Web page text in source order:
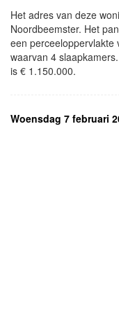
Het adres van deze
Noordbeemster. Het
een perceeloppervlakte
waarvan 4
is € 1.150.000.
Woensdag 7 februari